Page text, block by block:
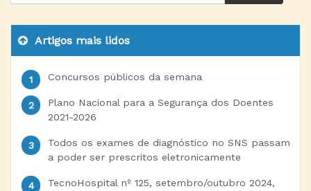
Artigos mais lidos
Concursos públicos da semana
Plano Nacional para a Segurança dos Doentes
2021-2026
Todos os exames de diagnóstico no SNS passam
a poder ser prescritos eletronicamente
TecnoHospital nº 125, setembro/outubro 2024,